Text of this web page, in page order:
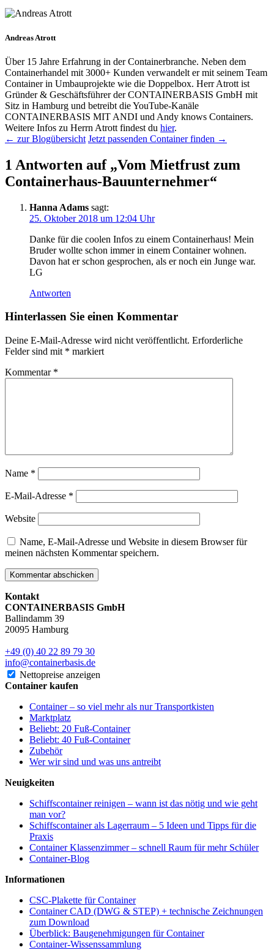
Andreas Atrott
Über 15 Jahre Erfahrung in der Containerbranche. Neben dem
Containerhandel mit 3000+ Kunden verwandelt er mit seinem Team
Container in Umbauprojekte wie die Doppelbox. Herr Atrott ist
Gründer & Geschäftsführer der CONTAINERBASIS GmbH mit
Sitz in Hamburg und betreibt die YouTube-Kanäle
CONTAINERBASIS MIT ANDI und Andy knows Containers.
Weitere Infos zu Herrn Atrott findest du hier.
← zur Blogübersicht Jetzt passenden Container finden →
1 Antworten auf „Vom Mietfrust zum
Containerhaus-Bauunternehmer“
Hanna Adams sagt:
25. Oktober 2018 um 12:04 Uhr
Danke für die coolen Infos zu einem Containerhaus! Mein
Bruder wollte schon immer in einem Container wohnen.
Davon hat er schon gesprochen, als er noch ein Junge war.
LG
Antworten
Hinterlassen Sie einen Kommentar
Deine E-Mail-Adresse wird nicht veröffentlicht. Erforderliche
Felder sind mit * markiert
Kommentar *
Name *
E-Mail-Adresse *
Website
Name, E-Mail-Adresse und Website in diesem Browser für
meinen nächsten Kommentar speichern.
Kontakt
CONTAINERBASIS GmbH
Ballindamm 39
20095 Hamburg
+49 (0) 40 22 89 79 30
info@containerbasis.de
Nettopreise anzeigen
Container kaufen
Container – so viel mehr als nur Transportkisten
Marktplatz
Beliebt: 20 Fuß-Container
Beliebt: 40 Fuß-Container
Zubehör
Wer wir sind und was uns antreibt
Neuigkeiten
Schiffscontainer reinigen – wann ist das nötig und wie geht
man vor?
Schiffscontainer als Lagerraum – 5 Ideen und Tipps für die
Praxis
Container Klassenzimmer – schnell Raum für mehr Schüler
Container-Blog
Informationen
CSC-Plakette für Container
Container CAD (DWG & STEP) + technische Zeichnungen
zum Download
Überblick: Baugenehmigungen für Container
Container-Wissenssammlung